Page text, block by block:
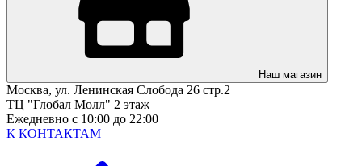
Наш магазин
Москва, ул. Ленинская Слобода 26 стр.2
ТЦ "Глобал Молл" 2 этаж
Ежедневно с 10:00 до 22:00
К КОНТАКТАМ